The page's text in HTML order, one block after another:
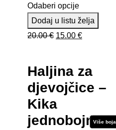
Više boja
Odaberi opcije
Dodaj u listu želja
20.00€ Izvorna
je:
20.00 €.
15.00 €Trenutna
15.00 €.
Haljina za
djevojčice –
Kika
jednobojna